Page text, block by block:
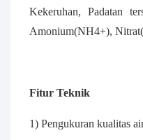
Kekeruhan, Padatan
Amonium(NH4+),
Fitur Teknik
1) Pengukuran kualitas